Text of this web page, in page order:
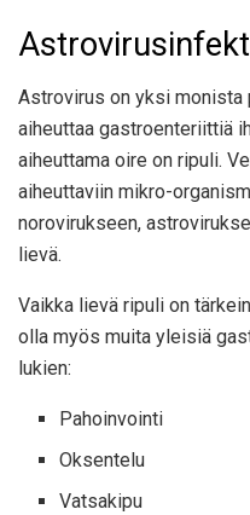
Astrovirus on yksi monista
aiheuttaa gastroenteriittiä
aiheuttama oire on ripuli.
aiheuttaviin mikro-
norovirukseen,
lievä.
Vaikka lievä ripuli on
olla myös muita yleisiä
lukien:
Pahoinvointi
Oksentelu
Vatsakipu